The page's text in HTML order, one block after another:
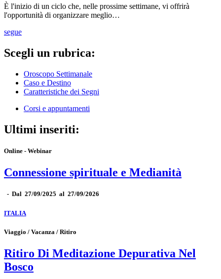
È l'inizio di un ciclo che, nelle prossime settimane, vi offrirà
l'opportunità di organizzare meglio…
segue
Scegli un rubrica:
Oroscopo Settimanale
Caso e Destino
Caratteristiche dei Segni
Corsi e appuntamenti
Ultimi inseriti:
Online - Webinar
Connessione spirituale e Medianità
- Dal 27/09/2025 al 27/09/2026
ITALIA
Viaggio / Vacanza / Ritiro
Ritiro Di Meditazione Depurativa Nel
Bosco